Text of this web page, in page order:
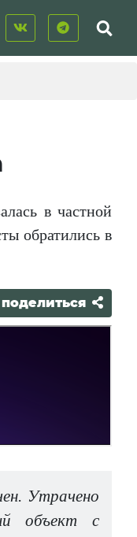
в частной
обратились в
поделиться
Утрачено
объект с